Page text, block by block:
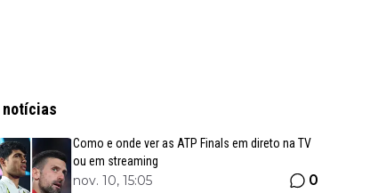
notícias
Como e onde ver as ATP Finals em direto na TV
ou em streaming
nov. 10, 15:05 0